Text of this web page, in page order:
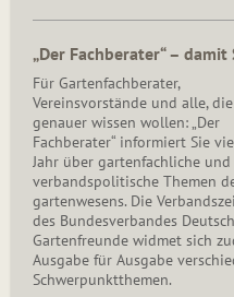
„Der Fachberater“ –
Für Gartenfachberater,
Vereinsvorstände und alle,
genauer wissen wollen: „Der
Fachberater“ informiert Sie
Jahr über gartenfachliche und
verbandspolitische Themen
gar­ten­wesens. Die
des Bun­des­ver­ban­des
Gartenfreunde widmet sich
Ausgabe für Ausgabe
Schwer­punkt­the­men.